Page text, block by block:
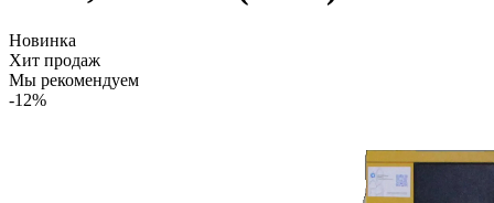
Новинка
Хит продаж
Мы рекомендуем
-12%